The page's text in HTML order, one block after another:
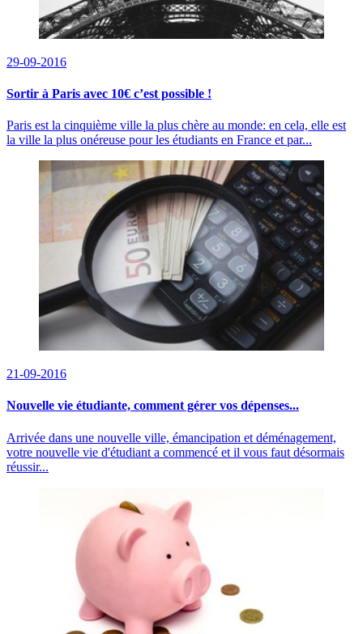
29-09-2016
Sortir à Paris avec 10€ c’est possible !
Paris est la cinquième ville la plus chère au monde: en cela, elle est
la ville la plus onéreuse pour les étudiants en France et par...
21-09-2016
Nouvelle vie étudiante, comment gérer vos dépenses...
Arrivée dans une nouvelle ville, émancipation et déménagement,
votre nouvelle vie d'étudiant a commencé et il vous faut désormais
réussir...